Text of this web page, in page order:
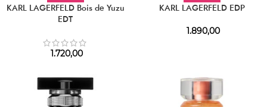
KARL LAGERFELD Bois de Yuzu
EDT
1.720,00
KARL LAGERFELD EDP
1.890,00